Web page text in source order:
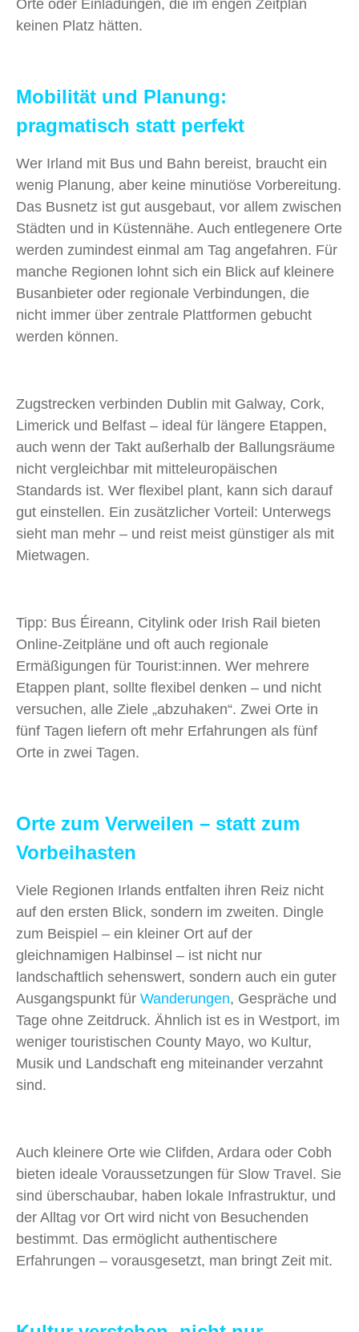
Orte oder Einladungen, die im engen Zeitplan
keinen Platz hätten.
Mobilität und Planung:
pragmatisch statt perfekt
Wer Irland mit Bus und Bahn bereist, braucht ein
wenig Planung, aber keine minutiöse Vorbereitung.
Das Busnetz ist gut ausgebaut, vor allem zwischen
Städten und in Küstennähe. Auch entlegenere Orte
werden zumindest einmal am Tag angefahren. Für
manche Regionen lohnt sich ein Blick auf kleinere
Busanbieter oder regionale Verbindungen, die
nicht immer über zentrale Plattformen gebucht
werden können.
Zugstrecken verbinden Dublin mit Galway, Cork,
Limerick und Belfast – ideal für längere Etappen,
auch wenn der Takt außerhalb der Ballungsräume
nicht vergleichbar mit mitteleuropäischen
Standards ist. Wer flexibel plant, kann sich darauf
gut einstellen. Ein zusätzlicher Vorteil: Unterwegs
sieht man mehr – und reist meist günstiger als mit
Mietwagen.
Tipp: Bus Éireann, Citylink oder Irish Rail bieten
Online-Zeitpläne und oft auch regionale
Ermäßigungen für Tourist:innen. Wer mehrere
Etappen plant, sollte flexibel denken – und nicht
versuchen, alle Ziele „abzuhaken“. Zwei Orte in
fünf Tagen liefern oft mehr Erfahrungen als fünf
Orte in zwei Tagen.
Orte zum Verweilen – statt zum
Vorbeihasten
Viele Regionen Irlands entfalten ihren Reiz nicht
auf den ersten Blick, sondern im zweiten. Dingle
zum Beispiel – ein kleiner Ort auf der
gleichnamigen Halbinsel – ist nicht nur
landschaftlich sehenswert, sondern auch ein guter
Ausgangspunkt für Wanderungen, Gespräche und
Tage ohne Zeitdruck. Ähnlich ist es in Westport, im
weniger touristischen County Mayo, wo Kultur,
Musik und Landschaft eng miteinander verzahnt
sind.
Auch kleinere Orte wie Clifden, Ardara oder Cobh
bieten ideale Voraussetzungen für Slow Travel. Sie
sind überschaubar, haben lokale Infrastruktur, und
der Alltag vor Ort wird nicht von Besuchenden
bestimmt. Das ermöglicht authentischere
Erfahrungen – vorausgesetzt, man bringt Zeit mit.